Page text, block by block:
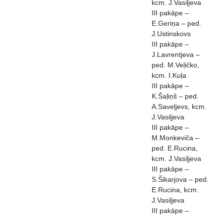
kcm. J.Vasiļjeva
III pakāpe –
E.Geriņa – ped.
J.Ustinskovs
III pakāpe –
J.Lavrentjeva –
ped. M.Veļičko,
kcm. I.Kuļa
III pakāpe –
K.Šaļiņš – ped.
A.Saveļjevs, kcm.
J.Vasiļjeva
III pakāpe –
M.Monkeviča –
ped. E.Rucina,
kcm. J.Vasiļjeva
III pakāpe –
S.Šikarjova – ped.
E.Rucina, kcm.
J.Vasiļjeva
III pakāpe –